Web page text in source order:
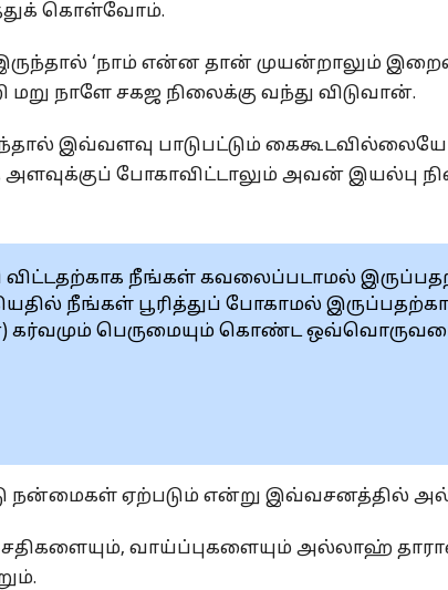
கொள்வோம்.
‘நாம் என்ன தான் முயன்றாலும்
நாளே சகஜ நிலைக்கு வந்து விடுவான்.
இவ்வளவு பாடுபட்டும் கைகூடவில்லையே
போகாவிட்டாலும் அவன் இயல்பு
விட்டதற்காக நீங்கள் கவலைப்படாமல்
நீங்கள் பூரித்துப் போகாமல்
கர்வமும் பெருமையும் கொண்ட
நன்மைகள் ஏற்படும் என்று இவ்வசனத்தில்
வாய்ப்புகளையும் அல்லாஹ்